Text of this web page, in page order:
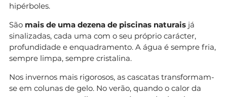
hipérboles.
São mais de uma dezena de piscinas naturais já
sinalizadas, cada uma com o seu próprio carácter,
profundidade e enquadramento. A água é sempre fria,
sempre limpa, sempre cristalina.
Nos invernos mais rigorosos, as cascatas transformam-
se em colunas de gelo. No verão, quando o calor da